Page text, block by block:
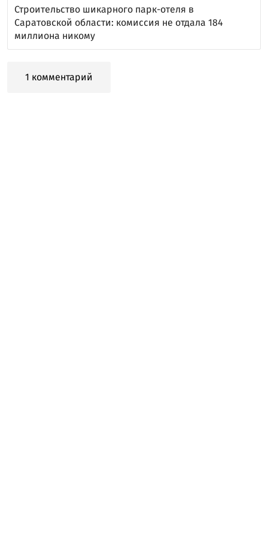
Строительство шикарного парк-отеля в
Саратовской области: комиссия не отдала 184
миллиона никому
1 комментарий